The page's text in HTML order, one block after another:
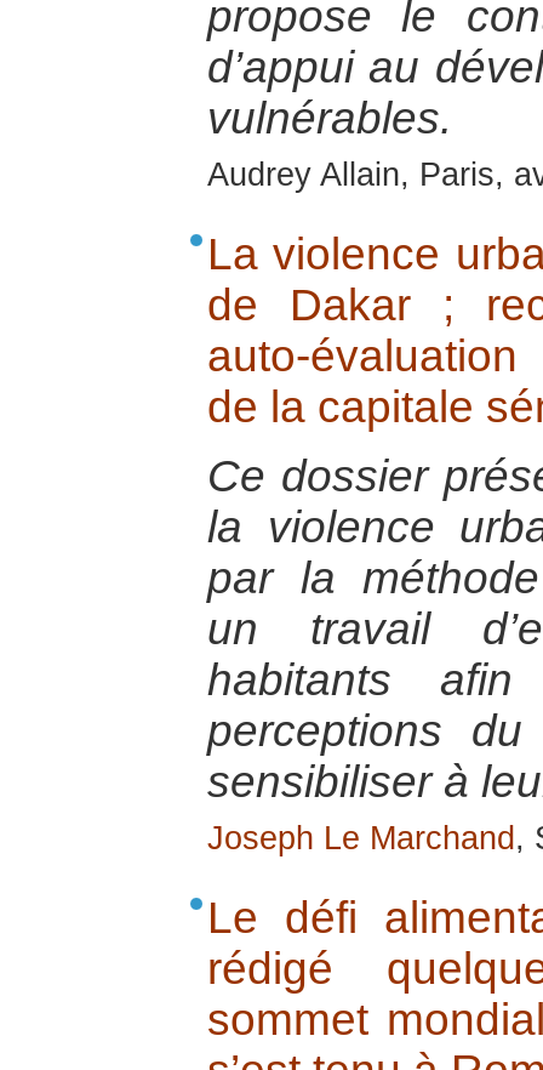
propose le
d’appui au
vulnérables.
Audrey Allain, Paris,
La violence
de Dakar ;
auto-
de la capitale
Ce dossier
la violence
par la
un travail
habitants
perceptions
sensibiliser à
Joseph Le Marchand ,
Le défi
rédigé
sommet